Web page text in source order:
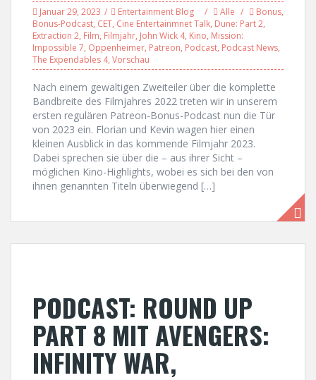
Januar 29, 2023 Entertainment Blog Alle Bonus,
Bonus-Podcast, CET, Cine Entertainmnet Talk, Dune: Part 2,
Extraction 2, Film, Filmjahr, John Wick 4, Kino, Mission:
Impossible 7, Oppenheimer, Patreon, Podcast, Podcast News,
The Expendables 4, Vorschau
Nach einem gewaltigen Zweiteiler über die komplette
Bandbreite des Filmjahres 2022 treten wir in unserem
ersten regulären Patreon-Bonus-Podcast nun die Tür
von 2023 ein. Florian und Kevin wagen hier einen
kleinen Ausblick in das kommende Filmjahr 2023.
Dabei sprechen sie über die – aus ihrer Sicht –
möglichen Kino-Highlights, wobei es sich bei den von
ihnen genannten Titeln überwiegend […]
PODCAST: ROUND UP
PART 8 MIT AVENGERS:
INFINITY WAR,